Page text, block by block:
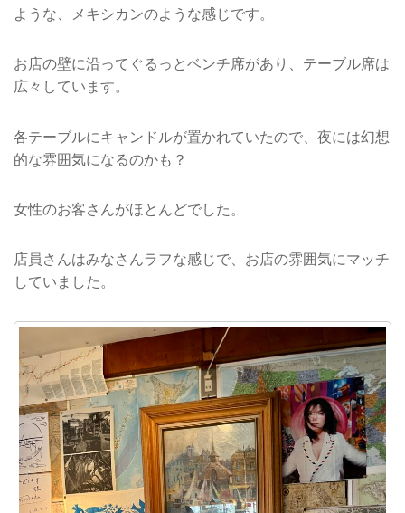
ような、メキシカンのような感じです。
お店の壁に沿ってぐるっとベンチ席があり、テーブル席は
広々しています。
各テーブルにキャンドルが置かれていたので、夜には幻想
的な雰囲気になるのかも？
女性のお客さんがほとんどでした。
店員さんはみなさんラフな感じで、お店の雰囲気にマッチ
していました。